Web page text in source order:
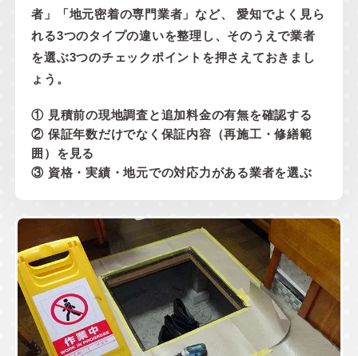
者」「地元密着の専門業者」など、 愛知でよく見ら
れる3つのタイプの違いを整理し、そのうえで業者
を選ぶ3つのチェックポイントを押さえておきまし
ょう。
① 見積前の現地調査と追加料金の有無を確認する
② 保証年数だけでなく保証内容（再施工・修繕範
囲）を見る
③ 資格・実績・地元での対応力がある業者を選ぶ